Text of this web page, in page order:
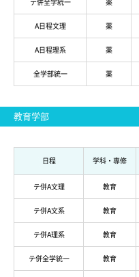
テ併全学統一 薬
A日程文理 薬
A日程理系 薬
全学部統一 薬
教育学部
日程 学科・専修
テ併A文理 教育
テ併A文系 教育
テ併A理系 教育
テ併全学統一 教育